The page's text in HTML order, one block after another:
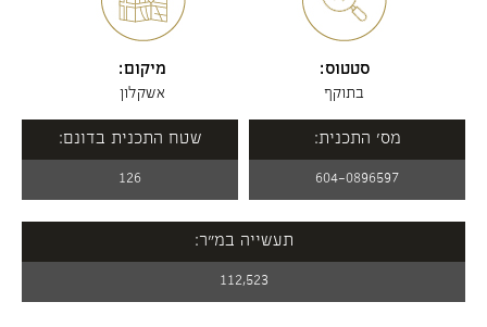
סטטוס:
בתוקף
מיקום:
אשקלון
מס' התכנית:
604-0896597
שטח התכנית בדונם:
126
תעשייה במ"ר:
112,523